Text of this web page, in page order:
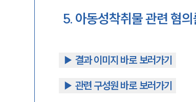
5. 아동성착취물 관련 혐
▶︎ 결과 이미지 바로 보러가기
▶︎ 관련 구성원 바로 보러가기